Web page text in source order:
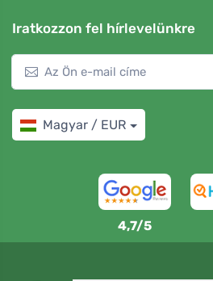
Iratkozzon fel hírlevelünkre
Magyar / EUR
4,7/5